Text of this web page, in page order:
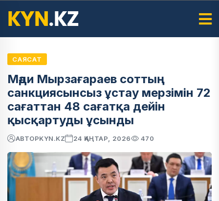
САЯСАТ
Мәди Мырзағараев соттың
санкциясынсыз ұстау мерзімін 72
сағаттан 48 сағатқа дейін
қысқартуды ұсынды
АВТОРKYN.KZ 24 ҚАҢТАР, 2026 470